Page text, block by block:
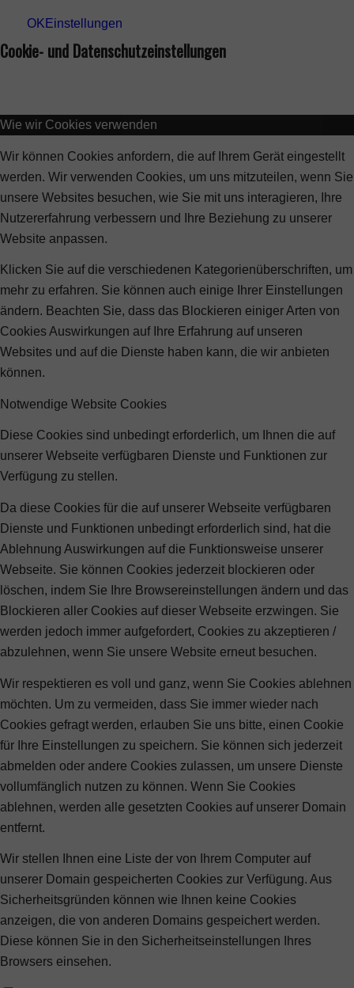
OK Einstellungen
Cookie- und Datenschutzeinstellungen
Wie wir Cookies verwenden
Wir können Cookies anfordern, die auf Ihrem Gerät eingestellt
werden. Wir verwenden Cookies, um uns mitzuteilen, wenn Sie
unsere Websites besuchen, wie Sie mit uns interagieren, Ihre
Nutzererfahrung verbessern und Ihre Beziehung zu unserer
Website anpassen.
Klicken Sie auf die verschiedenen Kategorienüberschriften, um
mehr zu erfahren. Sie können auch einige Ihrer Einstellungen
ändern. Beachten Sie, dass das Blockieren einiger Arten von
Cookies Auswirkungen auf Ihre Erfahrung auf unseren
Websites und auf die Dienste haben kann, die wir anbieten
können.
Notwendige Website Cookies
Diese Cookies sind unbedingt erforderlich, um Ihnen die auf
unserer Webseite verfügbaren Dienste und Funktionen zur
Verfügung zu stellen.
Da diese Cookies für die auf unserer Webseite verfügbaren
Dienste und Funktionen unbedingt erforderlich sind, hat die
Ablehnung Auswirkungen auf die Funktionsweise unserer
Webseite. Sie können Cookies jederzeit blockieren oder
löschen, indem Sie Ihre Browsereinstellungen ändern und das
Blockieren aller Cookies auf dieser Webseite erzwingen. Sie
werden jedoch immer aufgefordert, Cookies zu akzeptieren /
abzulehnen, wenn Sie unsere Website erneut besuchen.
Wir respektieren es voll und ganz, wenn Sie Cookies ablehnen
möchten. Um zu vermeiden, dass Sie immer wieder nach
Cookies gefragt werden, erlauben Sie uns bitte, einen Cookie
für Ihre Einstellungen zu speichern. Sie können sich jederzeit
abmelden oder andere Cookies zulassen, um unsere Dienste
vollumfänglich nutzen zu können. Wenn Sie Cookies
ablehnen, werden alle gesetzten Cookies auf unserer Domain
entfernt.
Wir stellen Ihnen eine Liste der von Ihrem Computer auf
unserer Domain gespeicherten Cookies zur Verfügung. Aus
Sicherheitsgründen können wie Ihnen keine Cookies
anzeigen, die von anderen Domains gespeichert werden.
Diese können Sie in den Sicherheitseinstellungen Ihres
Browsers einsehen.